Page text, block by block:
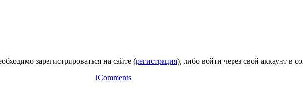
зарегистрироваться на сайте (регистрация), либо войти через свой аккаунт в
JComments